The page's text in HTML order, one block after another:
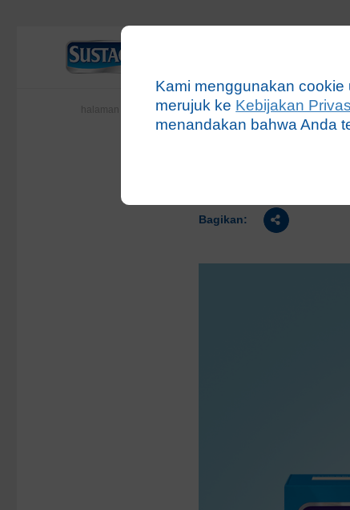
Kami menggunakan
merujuk ke Kebijakan
menandakan bahwa Anda
halaman utama sustagen news promosi promo
Promo
Bagikan: